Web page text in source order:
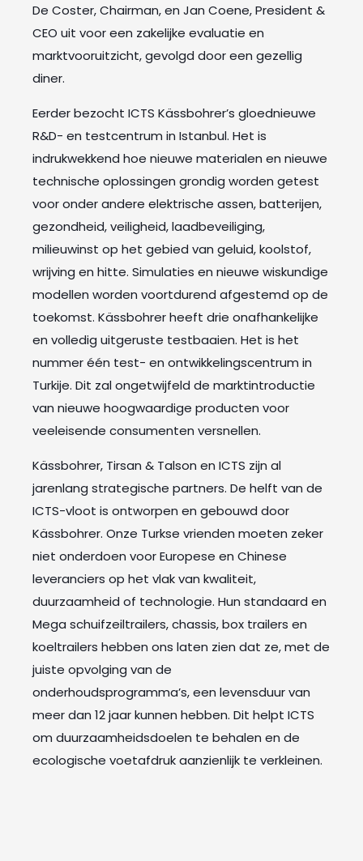
De Coster, Chairman, en Jan Coene, President &
CEO uit voor een zakelijke evaluatie en
marktvooruitzicht, gevolgd door een gezellig
diner.
Eerder bezocht ICTS Kässbohrer’s gloednieuwe
R&D- en testcentrum in Istanbul. Het is
indrukwekkend hoe nieuwe materialen en nieuwe
technische oplossingen grondig worden getest
voor onder andere elektrische assen, batterijen,
gezondheid, veiligheid, laadbeveiliging,
milieuwinst op het gebied van geluid, koolstof,
wrijving en hitte. Simulaties en nieuwe wiskundige
modellen worden voortdurend afgestemd op de
toekomst. Kässbohrer heeft drie onafhankelijke
en volledig uitgeruste testbaaien. Het is het
nummer één test- en ontwikkelingscentrum in
Turkije. Dit zal ongetwijfeld de marktintroductie
van nieuwe hoogwaardige producten voor
veeleisende consumenten versnellen.
Kässbohrer, Tirsan & Talson en ICTS zijn al
jarenlang strategische partners. De helft van de
ICTS-vloot is ontworpen en gebouwd door
Kässbohrer. Onze Turkse vrienden moeten zeker
niet onderdoen voor Europese en Chinese
leveranciers op het vlak van kwaliteit,
duurzaamheid of technologie. Hun standaard en
Mega schuifzeiltrailers, chassis, box trailers en
koeltrailers hebben ons laten zien dat ze, met de
juiste opvolging van de
onderhoudsprogramma’s, een levensduur van
meer dan 12 jaar kunnen hebben. Dit helpt ICTS
om duurzaamheidsdoelen te behalen en de
ecologische voetafdruk aanzienlijk te verkleinen.